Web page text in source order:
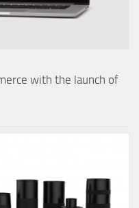
with the launch of